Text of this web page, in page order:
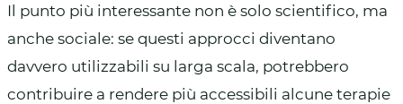
Il punto più interessante non è solo scientifico, ma
anche sociale: se questi approcci diventano
davvero utilizzabili su larga scala, potrebbero
contribuire a rendere più accessibili alcune terapie